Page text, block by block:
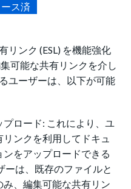
ス済
リンク (ESL) を機能強化
可能な共有リンクを介し
ユーザーは、以下が可能
ロード: これにより、ユ
ンクを利用してドキュ
をアップロードできる
ーは、既存のファイルと
、編集可能な共有リン